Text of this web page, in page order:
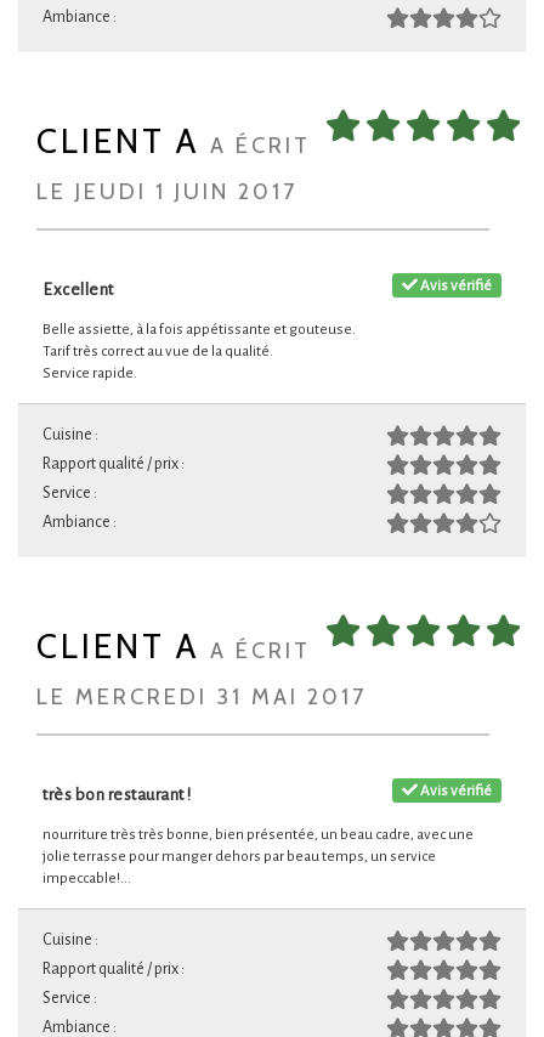
Ambiance :
CLIENT A A ÉCRIT
LE JEUDI 1 JUIN 2017
Avis vérifié
Excellent
Belle assiette, à la fois appétissante et gouteuse.
Tarif très correct au vue de la qualité.
Service rapide.
Cuisine :
Rapport qualité / prix :
Service :
Ambiance :
CLIENT A A ÉCRIT
LE MERCREDI 31 MAI 2017
Avis vérifié
très bon restaurant !
nourriture très très bonne, bien présentée, un beau cadre, avec une
jolie terrasse pour manger dehors par beau temps, un service
impeccable!...
Cuisine :
Rapport qualité / prix :
Service :
Ambiance :